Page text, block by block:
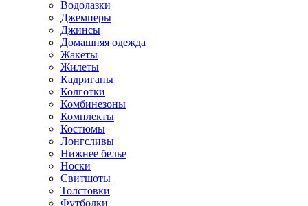
Водолазки
Джемперы
Джинсы
Домашняя одежда
Жакеты
Жилеты
Кадриганы
Колготки
Комбинезоны
Комплекты
Костюмы
Лонгсливы
Нижнее белье
Носки
Свитшоты
Толстовки
Футболки